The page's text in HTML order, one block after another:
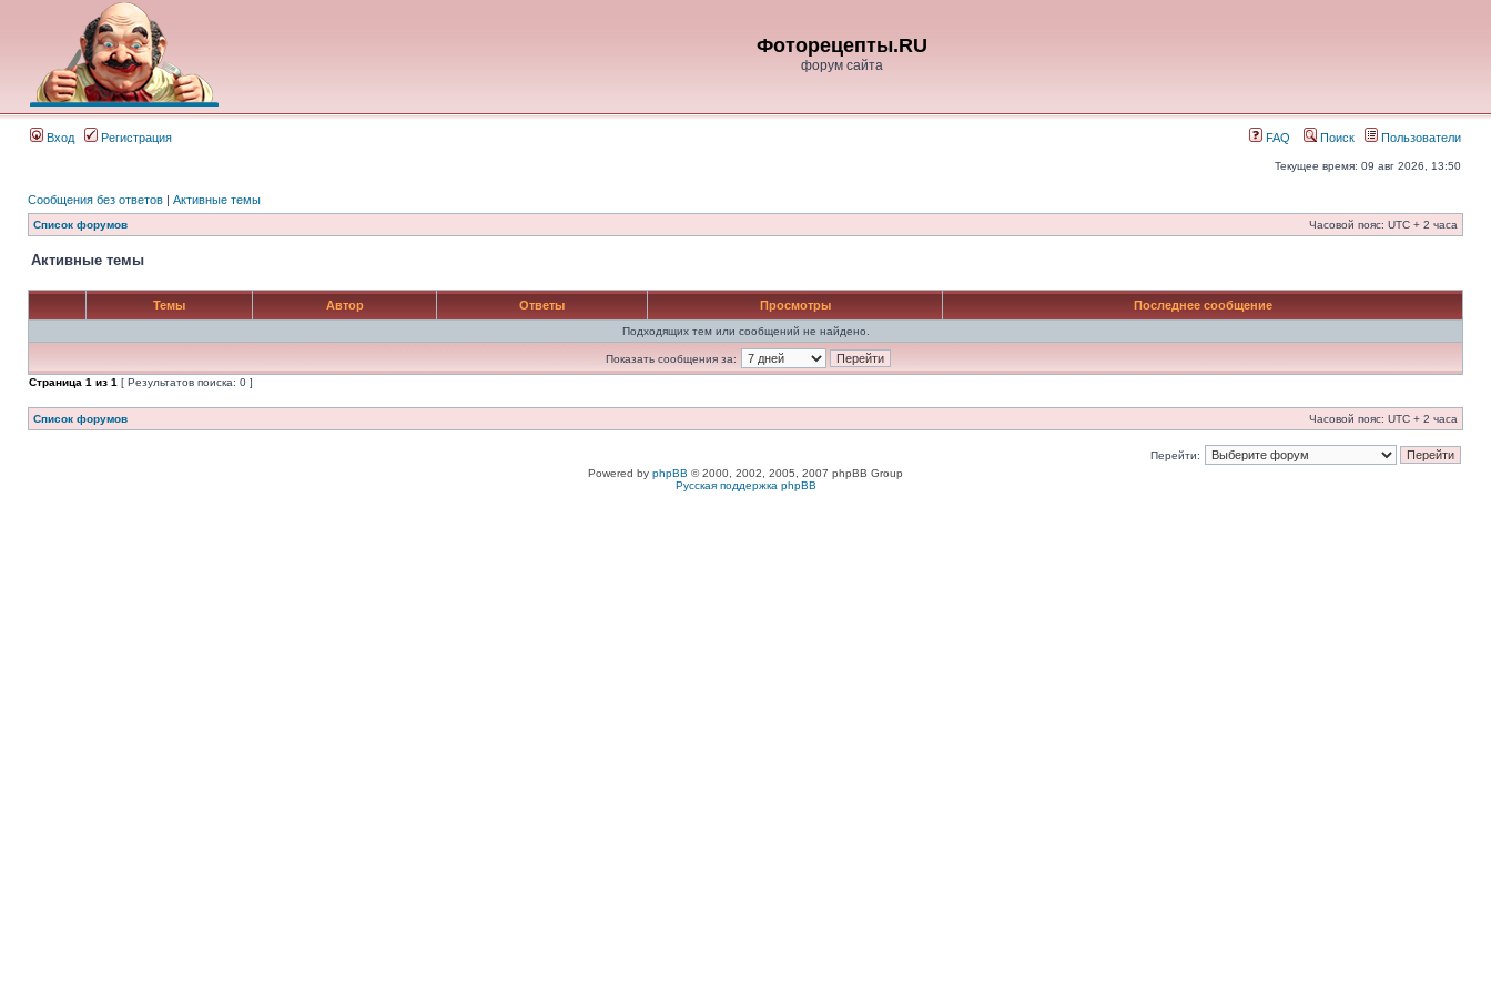
Фоторецепты.RU
форум сайта
Вход Регистрация FAQ Поиск Пользователи
Текущее время: 09 авг 2026, 13:50
Сообщения без ответов | Активные темы
Список форумов Часовой пояс: UTC + 2 часа
Активные темы
Темы Автор Ответы Просмотры Последнее сообщение
Подходящих тем или сообщений не найдено.
Показать сообщения за:
Страница 1 из 1 [ Результатов поиска: 0 ]
Список форумов Часовой пояс: UTC + 2 часа
Перейти:
Powered by phpBB © 2000, 2002, 2005, 2007 phpBB Group
Русская поддержка phpBB